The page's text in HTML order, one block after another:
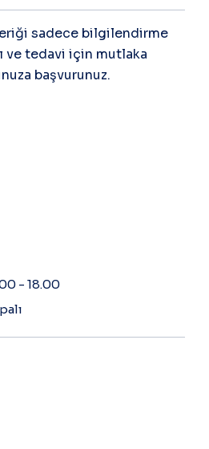
sadece bilgilendirme
ve tedavi için mutlaka
başvurunuz.
- 18.00